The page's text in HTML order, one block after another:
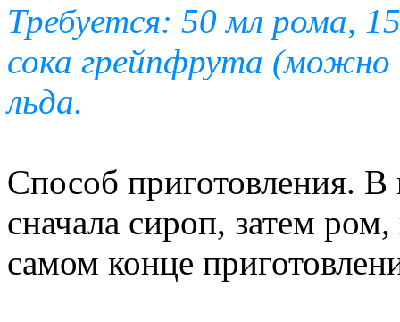
Требуется: 50 мл рома,
сока грейпфрута (можно
льда.
Способ приготовления.
сначала сироп, затем
самом конце